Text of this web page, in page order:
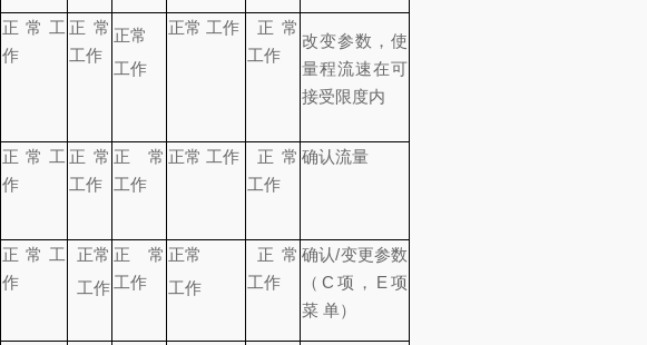
正常工
作
正常
工作
正常
工作
正常 工作
正常
工作
改变参数，使
量程流速在可
接受限度内
正常工
作
正常
工作
正常
工作
正常 工作
正常
工作
确认流量
正常工
作
正常
工作
正常
工作
正常
工作
正常
工作
确认/变更参数
（C 项， E 项
菜 单）